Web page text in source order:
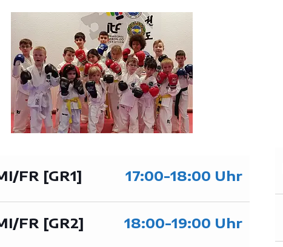
FR [GR1] 17:00-18:00 Uhr
FR [GR2] 18:00-19:00 Uhr